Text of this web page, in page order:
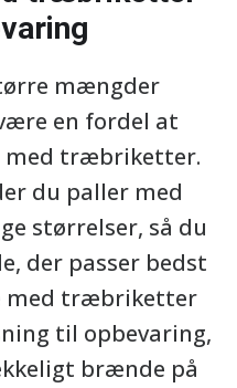
mængder
en fordel at
med træbriketter.
du paller med
størrelser, så du
der passer bedst
med træbriketter
til opbevaring,
brænde på